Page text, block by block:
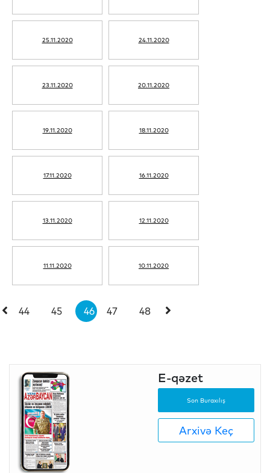
25.11.2020 24.11.2020
23.11.2020 20.11.2020
19.11.2020 18.11.2020
17.11.2020 16.11.2020
13.11.2020 12.11.2020
11.11.2020 10.11.2020
44 45 46 47 48
E-qəzet
Son Buraxılış
Arxivə Keç